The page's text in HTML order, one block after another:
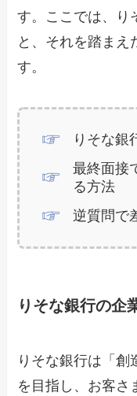
す。ここでは、り
と、それを踏まえ
す。
りそな銀
最終面接
る方法
逆質問で
りそな銀行の企
りそな銀行は「創
を目指し、お客さ